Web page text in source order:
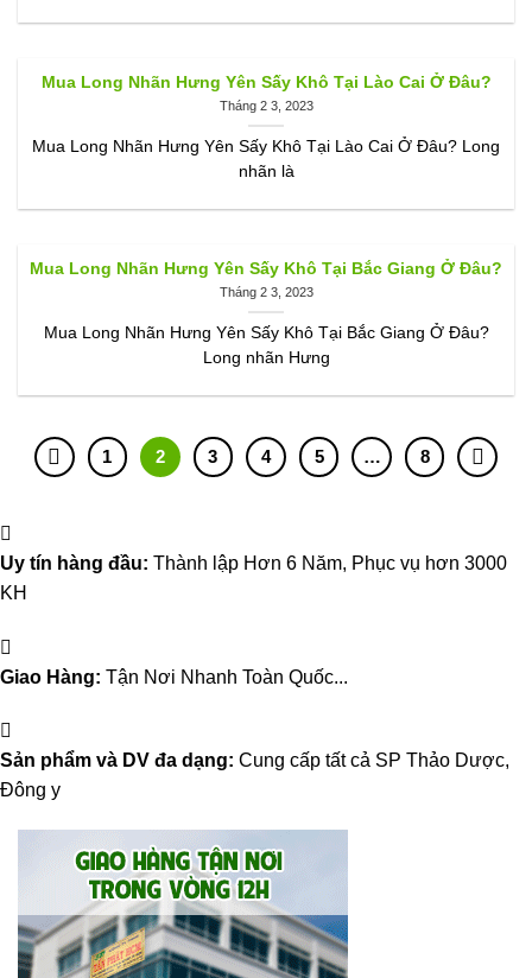
Mua Long Nhãn Hưng Yên Sấy Khô Tại Lào Cai Ở Đâu?
Tháng 2 3, 2023
Mua Long Nhãn Hưng Yên Sấy Khô Tại Lào Cai Ở Đâu? Long
nhãn là
Mua Long Nhãn Hưng Yên Sấy Khô Tại Bắc Giang Ở Đâu?
Tháng 2 3, 2023
Mua Long Nhãn Hưng Yên Sấy Khô Tại Bắc Giang Ở Đâu?
Long nhãn Hưng
1 2 3 4 5 … 8
Uy tín hàng đầu: Thành lập Hơn 6 Năm, Phục vụ hơn 3000
KH
Giao Hàng: Tận Nơi Nhanh Toàn Quốc...
Sản phẩm và DV đa dạng: Cung cấp tất cả SP Thảo Dược,
Đông y